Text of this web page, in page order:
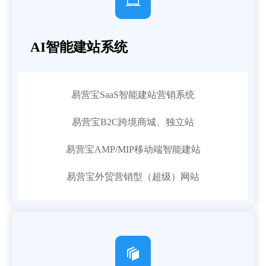
AI智能建站系统
易营宝SaaS智能建站营销系统
易营宝B2C跨境商城、独立站
易营宝AMP/MIP移动端智能建站
易营宝外贸营销型（超级）网站
